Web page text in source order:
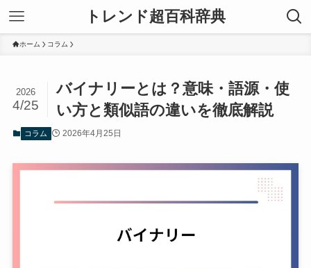
トレンド超百科辞典
ホーム コラム
バイナリーとは？意味・語源・使
い方と類似語の違いを徹底解説
2026
4/25
コラム 2026年4月25日